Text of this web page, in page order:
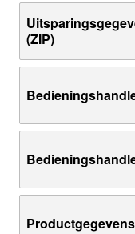
(ZIP)